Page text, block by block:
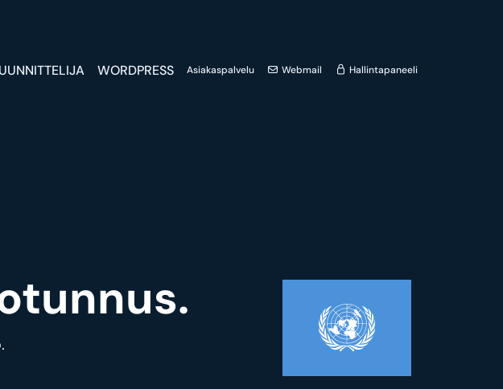
WORDPRESS Asiakaspalvelu Webmail Hallintapaneeli